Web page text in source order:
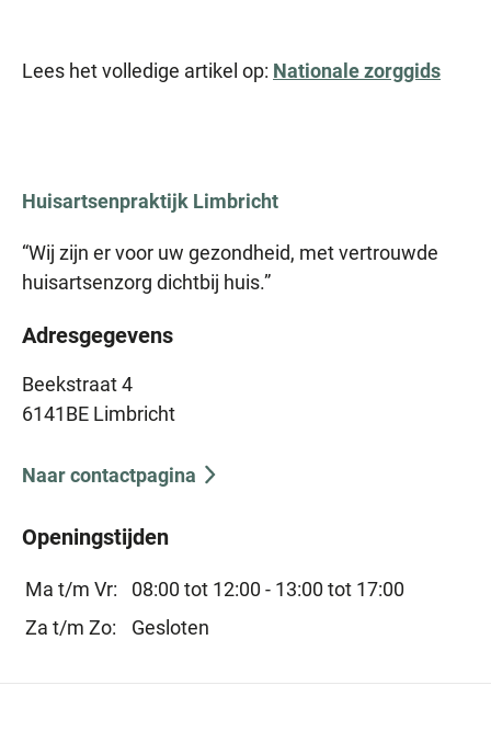
Lees het volledige artikel op: Nationale zorggids
Huisartsenpraktijk Limbricht
“Wij zijn er voor uw gezondheid, met vertrouwde
huisartsenzorg dichtbij huis.”
Adresgegevens
Beekstraat 4
6141BE Limbricht
Naar contactpagina
Openingstijden
Ma t/m Vr: 08:00 tot 12:00 - 13:00 tot 17:00
Za t/m Zo:
Gesloten